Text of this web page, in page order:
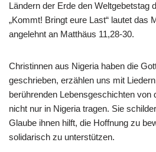
Ländern der Erde den Weltgebetstag
„Kommt! Bringt eure Last“ lautet das
angelehnt an Matthäus 11,28-30.
Christinnen aus Nigeria haben die
geschrieben, erzählen uns mit
berührenden Lebensgeschichten von
nicht nur in Nigeria tragen. Sie
Glaube ihnen hilft, die Hoffnung zu
solidarisch zu unterstützen.